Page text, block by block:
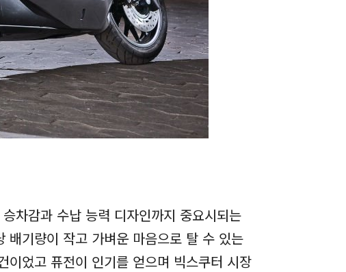
차감과 수납 능력 디자인까지 중요시되는
배기량이 작고 가벼운 마음으로 탈 수 있는
이었고 퓨전이 인기를 얻으며 빅스쿠터 시장